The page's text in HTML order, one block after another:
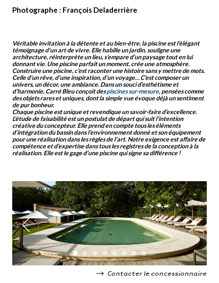
Photographe : François Deladerrière
Véritable invitation à la détente et au bien-être, la piscine est l’élégant
témoignage d’un art de vivre. Elle habille un jardin, souligne une
architecture, réinterprète un lieu, s’empare d’un paysage tout en lui
donnant vie. Une piscine parfait un moment, crée une atmosphère.
Construire une piscine, c’est raconter une histoire sans y mettre de mots.
Celle d’un rêve, d’une inspiration, d’un voyage… C’est composer un
univers, un décor, une ambiance. Dans un souci d’esthétisme et
d’harmonie, Carré Bleu conçoit despiscines sur-mesure, pensées comme
des objets rares et uniques, dont la simple vue évoque déjà un sentiment
de pur bonheur.
Chaque piscine est unique et revendique un savoir-faire d’excellence.
L’étude de faisabilité est un postulat de départ qui suit l’intention
créative du concepteur. Elle prend en compte tous les éléments
d’intégration du bassin dans l’environnement donné et son équipement
pour une réalisation dans les règles de l’art. Notre exigence est affaire de
compétence et d’expertise dans tous les registres de la conception à la
réalisation. Elle est le gage d’une piscine qui signe sa différence !
Contacter le concessionnaire